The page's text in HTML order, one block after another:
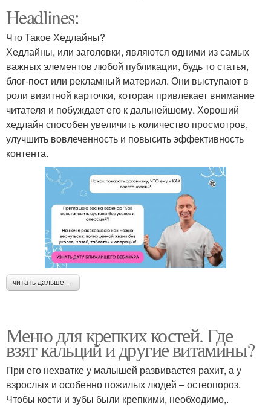
Headlines:
Что Такое Хедлайны?
Хедлайны, или заголовки, являются одними из самых
важных элементов любой публикации, будь то статья,
блог-пост или рекламный материал. Они выступают в
роли визитной карточки, которая привлекает внимание
читателя и побуждает его к дальнейшему. Хороший
хедлайн способен увеличить количество просмотров,
улучшить вовлеченность и повысить эффективность
контента.
читать дальше →
Меню для крепких костей. Где
взят кальций и другие витамины?
При его нехватке у малышей развивается рахит, а у
взрослых и особенно пожилых людей – остеопороз.
Чтобы кости и зубы были крепкими, необходимо,.